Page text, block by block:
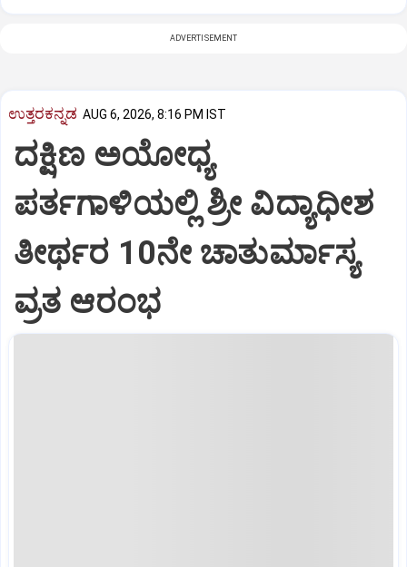
ADVERTISEMENT
ಉತ್ತರಕನ್ನಡ AUG 6, 2026, 8:16 PM IST
ದಕ್ಷಿಣ ಅಯೋಧ್ಯ
ಪರ್ತಗಾಳಿಯಲ್ಲಿ ಶ್ರೀ ವಿದ್ಯಾಧೀಶ
ತೀರ್ಥರ 10ನೇ ಚಾತುರ್ಮಾಸ್ಯ
ವ್ರತ ಆರಂಭ